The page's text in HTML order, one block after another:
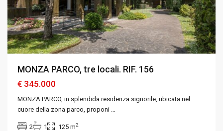
MONZA PARCO, tre locali. RIF. 156
€ 345.000
MONZA PARCO, in splendida residenza signorile, ubicata nel
cuore della zona parco, proponi
2 1 125 m2